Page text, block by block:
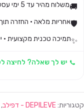
🚚משלוח מהיר עד 5 ימי עסקים (מגיע בד״כ עד 3)
🛡️אחריות מלאה · החזרה תוך 14 יום לפי חוק הגנת הצרכן
✨תמיכה טכנית מקצועית ·
יש לך שאלה? לחיצה
קטגוריות:DEPILEVE - דפילב ,